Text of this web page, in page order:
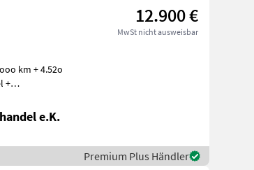
12.900 €
MwSt nicht ausweisbar
km + 4.52o
e.K.
Premium Plus Händler